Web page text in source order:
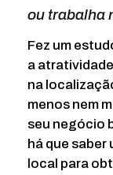
ou trabalha
Fez um
a
na
menos nem
seu negócio
há que
local para